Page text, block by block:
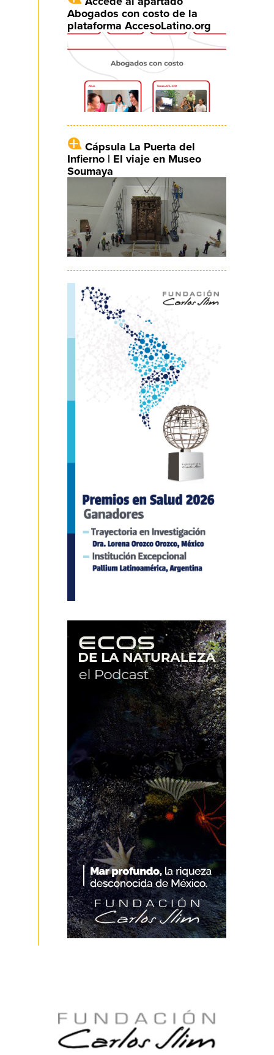
Abogados con costo de la
plataforma AccesoLatino.org
Cápsula La Puerta del
Infierno | El viaje en Museo
Soumaya